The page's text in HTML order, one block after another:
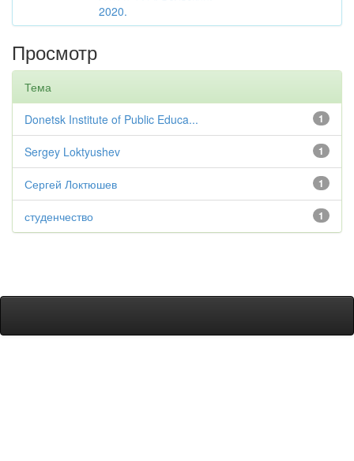
2020.
Просмотр
Тема
1
Donetsk Institute of Public Educa...
1
Sergey Loktyushev
1
Сергей Локтюшев
1
студенчество